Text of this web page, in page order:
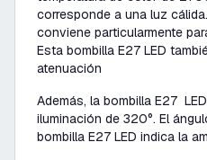
corresponde a una luz
conviene particularmente
Esta bombilla E27 LED
atenuación
Además, la bombilla E27
iluminación de 320°. El
bombilla E27 LED indica la